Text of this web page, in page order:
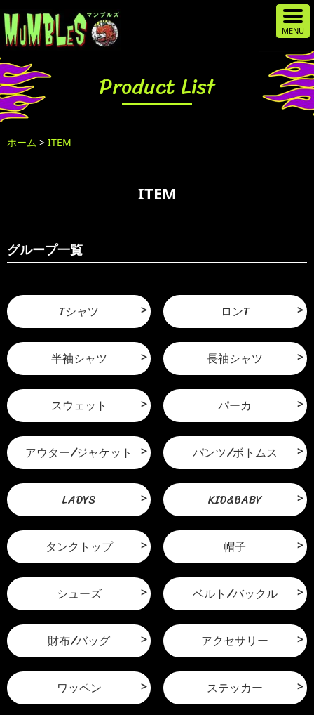
Product List
ホーム > ITEM
ITEM
グループ一覧
Tシャツ ロンT
半袖シャツ 長袖シャツ
スウェット パーカ
アウター/ジャケット パンツ/ボトムス
LADYS KID&BABY
タンクトップ 帽子
シューズ ベルト/バックル
財布/バッグ アクセサリー
ワッペン ステッカー